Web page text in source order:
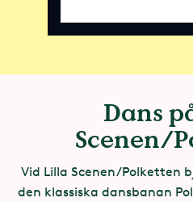
Dans
Scenen/
Vid Lilla Scenen/Polketten
den klassiska dansbanan